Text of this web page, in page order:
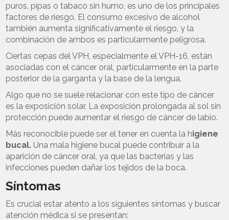
puros, pipas o tabaco sin humo, es uno de los principales
factores de riesgo. El consumo excesivo de alcohol
también aumenta significativamente el riesgo, y la
combinación de ambos es particularmente peligrosa.
Ciertas cepas del VPH, especialmente el VPH-16, están
asociadas con el cáncer oral, particularmente en la parte
posterior de la garganta y la base de la lengua.
Algo que no se suele relacionar con este tipo de cáncer
es la exposición solar. La exposición prolongada al sol sin
protección puede aumentar el riesgo de cáncer de labio.
Más reconocible puede ser el tener en cuenta la higiene
bucal. Una mala higiene bucal puede contribuir a la
aparición de cáncer oral, ya que las bacterias y las
infecciones pueden dañar los tejidos de la boca.
Síntomas
Es crucial estar atento a los siguientes síntomas y buscar
atención médica si se presentan: